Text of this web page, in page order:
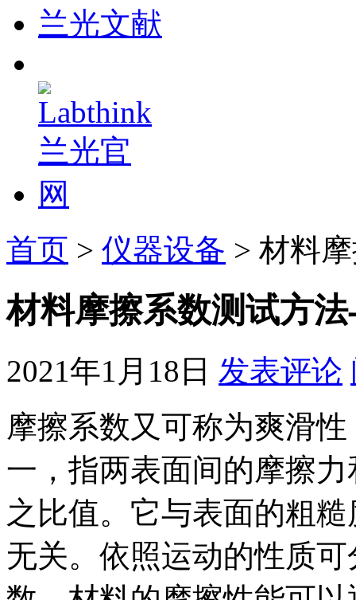
兰光文献
首页 > 仪器设备 > 材料
材料摩擦系数测试方
2021年1月18日 发表评论
摩擦系数又可称为爽滑
一，指两表面间的摩擦
之比值。它与表面的粗
无关。依照运动的性质